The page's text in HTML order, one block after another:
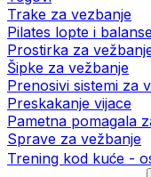
Trake za vezbanje
Pilates lopte i
Prostirka za
Šipke za vežbanje
Prenosivi sistemi za
Preskakanje vijace
Pametna pomagala
Sprave za vežbanje
Trening kod kuće -